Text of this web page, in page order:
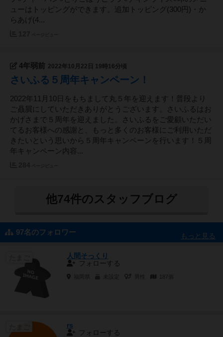
ューはトッピングができます。追加トッピング(300円)・か
らあげ(4...
4年弱前 2022年10月22日 19時16分頃
さいふる５周年キャンペーン！
2022年11月10日をもちまして丸５年を迎えます！普段より
ご贔屓にしていただきありがとうございます。さいふるはお
かげさまで５周年を迎えました。さいふるをご愛顧いただい
てるお客様への感謝と、もっと多くのお客様にご利用いただ
きたいという思いから５周年キャンペーンを行います！５周
年キャンペーン内容...
他74件のスタッフブログ
97名のフォロワー もっと見る
人間そっくり
フォローする
未設定
rs
フォローする